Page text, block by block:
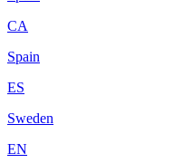
CA
Spain
ES
Sweden
EN